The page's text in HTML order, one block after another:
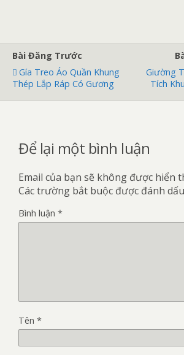
Bài Đăng Trước
Gía Treo Áo Quần Khung
Thép Lắp Ráp Có Gương
Giường
Tích
Để lại một bình luận
Email của bạn sẽ không được hiển
Các trường bắt buộc được đánh dấu
Bình luận *
Tên *